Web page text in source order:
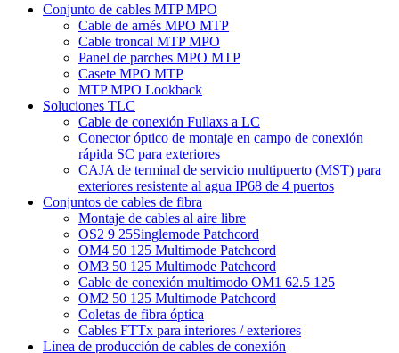
Conjunto de cables MTP MPO
Cable de arnés MPO MTP
Cable troncal MTP MPO
Panel de parches MPO MTP
Casete MPO MTP
MTP MPO Lookback
Soluciones TLC
Cable de conexión Fullaxs a LC
Conector óptico de montaje en campo de conexión
rápida SC para exteriores
CAJA de terminal de servicio multipuerto (MST) para
exteriores resistente al agua IP68 de 4 puertos
Conjuntos de cables de fibra
Montaje de cables al aire libre
OS2 9 25Singlemode Patchcord
OM4 50 125 Multimode Patchcord
OM3 50 125 Multimode Patchcord
Cable de conexión multimodo OM1 62.5 125
OM2 50 125 Multimode Patchcord
Coletas de fibra óptica
Cables FTTx para interiores / exteriores
Línea de producción de cables de conexión